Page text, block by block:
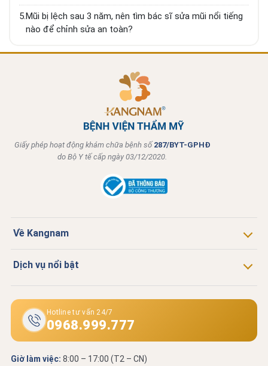
5.Mũi bị lệch sau 3 năm, nên tìm bác sĩ sửa mũi nổi tiếng
nào để chỉnh sửa an toàn?
Giấy phép hoạt động khám chữa bệnh số 287/BYT-GPHĐ
do Bộ Y tế cấp ngày 03/12/2020.
Về Kangnam
Dịch vụ nổi bật
Hotline tư vấn 24/7
0968.999.777
Giờ làm việc: 8:00 – 17:00 (T2 – CN)